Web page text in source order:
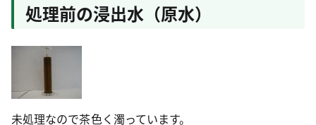
処理前の浸出水（原水）
未処理なので茶色く濁っています。